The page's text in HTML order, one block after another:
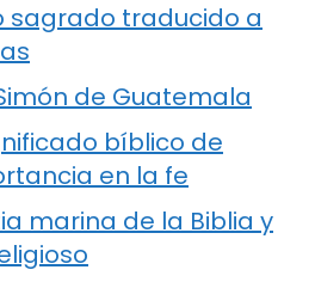
sagrado traducido a
de Guatemala
bíblico de
en la fe
marina de la Biblia y